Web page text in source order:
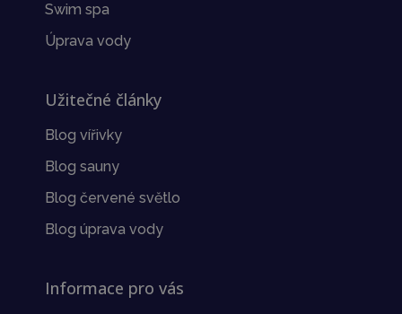
Swim spa
Úprava vody
Užitečné články
Blog vířivky
Blog sauny
Blog červené světlo
Blog úprava vody
Informace pro vás